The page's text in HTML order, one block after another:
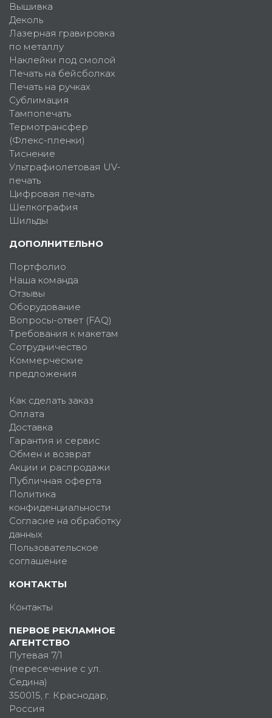
Вышивка
Деколь
Лазерная гравировка
по металлу
Наклейки под смолой
Печать на бейсболках
Печать на ручках
Сублимация
Тампопечать
Термотрансфер
(Флекс-пленки)
Тиснение
Ультрафиолетовая UV-
печать
Цифровая печать
Шелкография
Шильды
ДОПОЛНИТЕЛЬНО
Портфолио
Наша команда
Отзывы
Оборудование
Вопросы-ответ (FAQ)
Требования к макетам
Сотрудничество
Коммерческие
предложения
Как сделать заказ
Оплата
Доставка
Гарантия и сервис
Обмен и возврат
Акции и распродажи
Публичная оферта
Политика
конфиденциальности
Согласие на обработку
данных
Пользовательское
соглашение
КОНТАКТЫ
Контакты
ПЕРВОЕ РЕКЛАМНОЕ
АГЕНТСТВО
Путевая 7/1
(пересечение с ул.
Седина)
350015, г. Краснодар,
Россия